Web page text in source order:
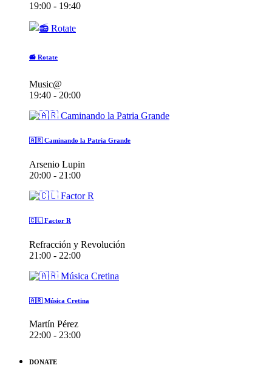
19:00 - 19:40
📻 Rotate
Music@
19:40 - 20:00
🇦🇷 Caminando la Patria Grande
Arsenio Lupin
20:00 - 21:00
🇨🇱 Factor R
Refracción y Revolución
21:00 - 22:00
🇦🇷 Música Cretina
Martín Pérez
22:00 - 23:00
DONATE